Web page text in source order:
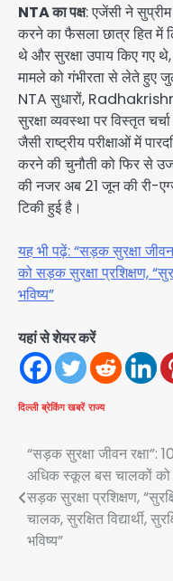
NTA का पक्ष: एजेंसी ने सुप्रीम
करने का फैसला छात्र हित में
थे और सुरक्षा उपाय किए गए
मामले को गंभीरता से लेते हुए
NTA सुधारों,
सुरक्षा व्यवस्था पर विस्तृत
जैसी राष्ट्रीय परीक्षाओं में
करने की चुनौती को फिर से
की नजर अब 21 जून की री-
टिकी हुई है।
यह भी पढ़ें: “सड़क सुरक्षा
को सड़क सुरक्षा प्रशिक्षण,
भविष्य”
यहां से शेयर करें
दिल्ली ब्रेकिंग खबरें राज्य
Post
navigation
“सड़क सुरक्षा जीवन रक्षा”:
अधिक स्कूल बस चालकों को
सड़क सुरक्षा प्रशिक्षण,
चालक, सुरक्षित विद्यार्थी,
भविष्य”